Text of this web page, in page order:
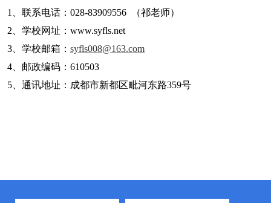
1
联系电话： 028-83909556
（祁老师）
2
学校网址： www.syfls.net
3
学校邮箱： syfls008@163.com
4
邮政编码： 610503
5
通讯地址：成都市新都区毗河东路359号